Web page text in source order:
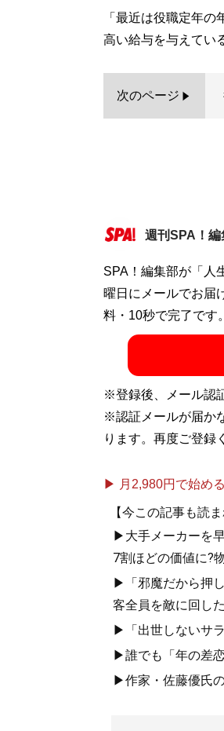
「最近は役職定年
高い給与を与えてい
次のページ
週刊SPA！編
記事一覧へ
SPA！編集部が「人
曜日にメールでお届
料・10秒で完了です。
※登録後、メール認
※認証メールが届か
ります。再度ご登録
▶ 月2,980円で始め
【今この記事も読
▶大手メーカーを
7割ほどの価値に?
▶「邪魔だから押
客全員を敵に回し
▶「出世しないサ
▶誰でも「年の差
▶作家・佐藤優氏